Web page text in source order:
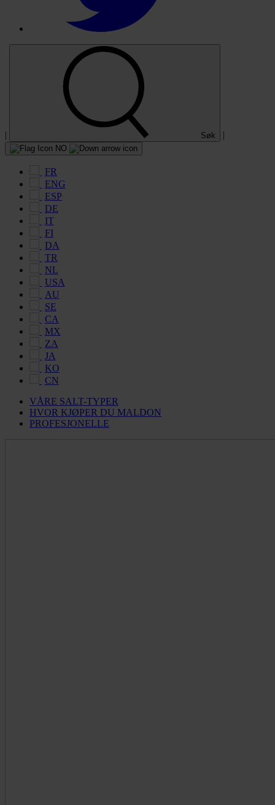
| Søk |
NO
FR
ENG
ESP
DE
IT
FI
DA
TR
NL
USA
AU
SE
CA
MX
ZA
JA
KO
CN
VÅRE SALT-TYPER
HVOR KJØPER DU MALDON
PROFESJONELLE